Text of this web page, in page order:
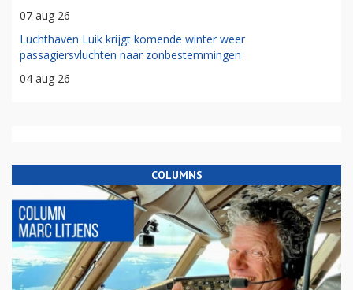
07 aug 26
Luchthaven Luik krijgt komende winter weer
passagiersvluchten naar zonbestemmingen
04 aug 26
COLUMNS